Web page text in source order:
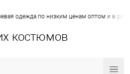
одежда по низким ценам оптом и в
костюмов